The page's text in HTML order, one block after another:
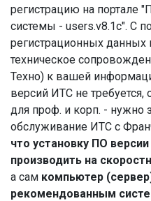
регистрацию на портале
системы - users.v8.1c". С
регистрационных
техническое
Техно) к вашей
версий ИТС не требуется,
для проф. и корп. - нужно
обслуживание ИТС с
что установку ПО
производить на
а сам компьютер
рекомендованным